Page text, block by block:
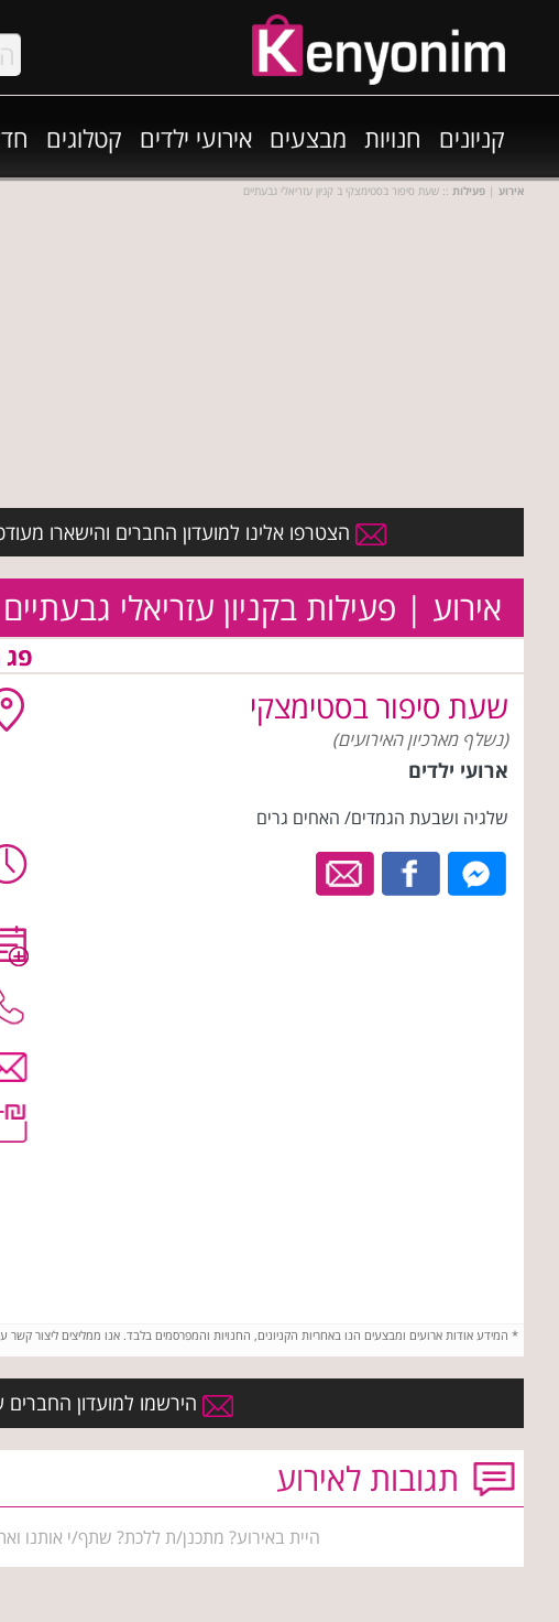
קניונים חנויות מבצעים אירועי ילדים קטלוגים
אירוע | פעילות :: שעת סיפור בסטימצקי ב קניון עזריאלי גבעתיים
הצטרפו אלינו למועדון החברים והישארו
אירוע | פעילות בקניון עזריאלי גבעתיים
פג
שעת סיפור בסטימצקי
(נשלף מארכיון האירועים)
ארועי ילדים
שלגיה ושבעת הגמדים/ האחים גרים
* המידע אודות ארועים ומבצעים הנו באחריות הקניונים, החנויות והמפרסמים בלבד. אנו ממליצים ליצור
הירשמו למועדון החברים
תגובות לאירוע
היית באירוע? מתכנן/ת ללכת? שתף/י אותנו